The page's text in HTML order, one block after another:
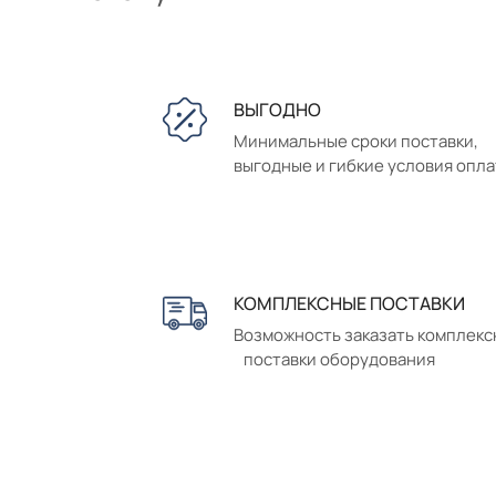
ВЫГОДНО
Минимальные сроки поставки,
выгодные и гибкие условия
КОМПЛЕКСНЫЕ ПОСТАВКИ
Возможность заказать
поставки оборудования